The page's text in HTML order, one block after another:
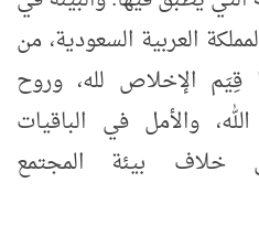
العربية السعودية، من
الإخلاص لله، وروح
والأمل في الباقيات
خلاف بيئة المجتمع